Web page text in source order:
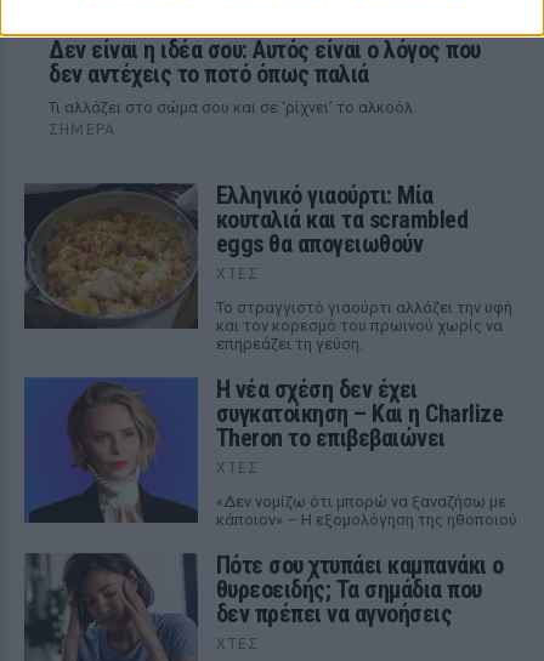
Δεν είναι η ιδέα σου: Αυτός είναι ο λόγος που
δεν αντέχεις το ποτό όπως παλιά
Τι αλλάζει στο σώμα σου και σε ‘ρίχνει’ το αλκοόλ
ΣΉΜΕΡΑ
Ελληνικό γιαούρτι: Μία
κουταλιά και τα scrambled
eggs θα απογειωθούν
ΧΤΕΣ
Το στραγγιστό γιαούρτι αλλάζει την υφή
και τον κορεσμό του πρωινού χωρίς να
επηρεάζει τη γεύση.
Η νέα σχέση δεν έχει
συγκατοίκηση – Και η Charlize
Theron το επιβεβαιώνει
ΧΤΕΣ
«Δεν νομίζω ότι μπορώ να ξαναζήσω με
κάποιον» – Η εξομολόγηση της ηθοποιού
Πότε σου χτυπάει καμπανάκι ο
θυρεοειδής; Τα σημάδια που
δεν πρέπει να αγνοήσεις
ΧΤΕΣ